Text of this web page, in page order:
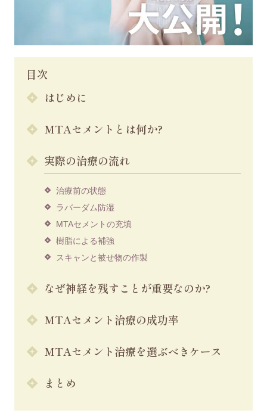
目次
はじめに
MTAセメントとは何か?
実際の治療の流れ
治療前の状態
ラバーダム防湿
MTAセメントの充填
樹脂による補強
スキャンと被せ物の作製
なぜ神経を残すことが重要なのか?
MTAセメント治療の成功率
MTAセメント治療を選ぶべきケース
まとめ